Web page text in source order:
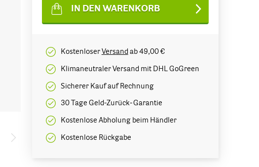
IN DEN WARENKORB
KostenloserVersand ab 49,00 €
Klimaneutraler Versand mit DHL GoGreen
Sicherer Kauf auf Rechnung
30 Tage Geld-Zurück-Garantie
Kostenlose Abholung beim Händler
Kostenlose Rückgabe